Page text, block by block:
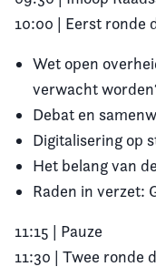
10:00 | Eerst ronde
Wet open
verwacht
Debat en
Digitalisering op
Het belang van
Raden in verzet:
11:15 | Pauze
11:30 | Twee ronde